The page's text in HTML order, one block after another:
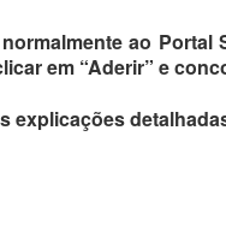
ao
em “Aderir” e
explicações